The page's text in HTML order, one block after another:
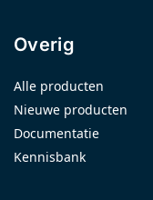
Overig
Alle producten
Nieuwe producten
Documentatie
Kennisbank